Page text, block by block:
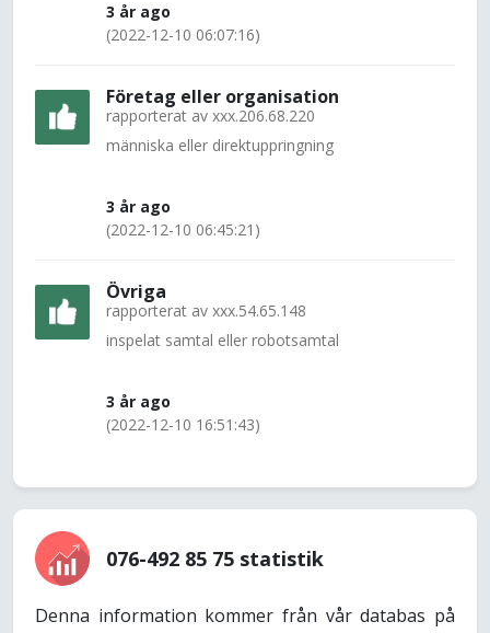
3 år ago
(2022-12-10 06:07:16)
Företag eller organisation
rapporterat av xxx.206.68.220
människa eller direktuppringning
3 år ago
(2022-12-10 06:45:21)
Övriga
rapporterat av xxx.54.65.148
inspelat samtal eller robotsamtal
3 år ago
(2022-12-10 16:51:43)
076-492 85 75 statistik
Denna information kommer från vår databas på